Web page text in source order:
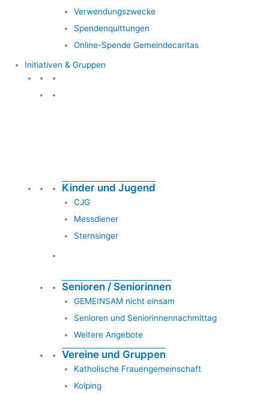
Verwendungszwecke
Spendenquittungen
Online-Spende Gemeindecaritas
Initiativen & Gruppen
Kinder und Jugend
CJG
Messdiener
Sternsinger
Senioren / Seniorinnen
GEMEINSAM nicht einsam
Senioren und Seniorinnennachmittag
Weitere Angebote
Vereine und Gruppen
Katholische Frauengemeinschaft
Kolping